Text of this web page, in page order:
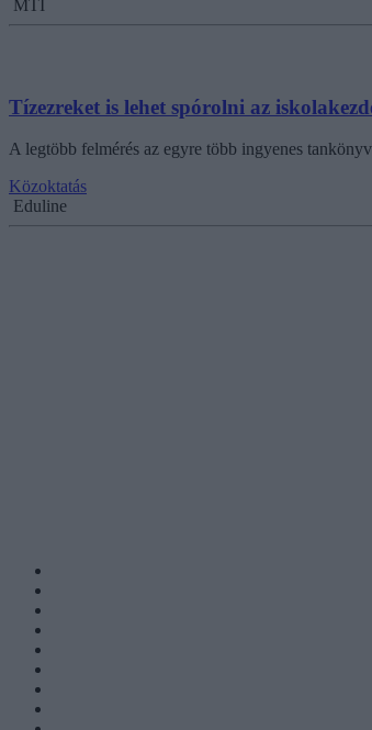
MTI
Tízezreket is lehet spórolni az
A legtöbb felmérés az egyre több ingyenes
Közoktatás
Eduline